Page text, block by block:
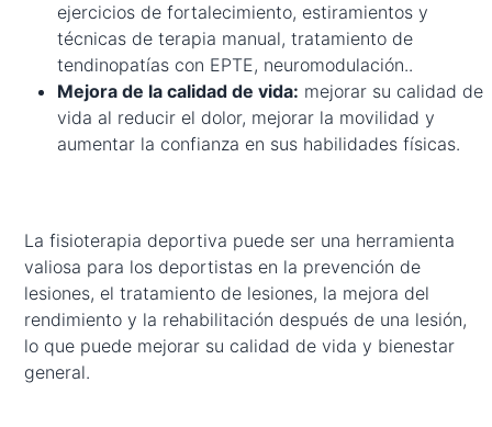
ejercicios de fortalecimiento, estiramientos y
técnicas de terapia manual, tratamiento de
tendinopatías con EPTE, neuromodulación..
Mejora de la calidad de vida: mejorar su calidad de
vida al reducir el dolor, mejorar la movilidad y
aumentar la confianza en sus habilidades físicas.
La fisioterapia deportiva puede ser una herramienta
valiosa para los deportistas en la prevención de
lesiones, el tratamiento de lesiones, la mejora del
rendimiento y la rehabilitación después de una lesión,
lo que puede mejorar su calidad de vida y bienestar
general.